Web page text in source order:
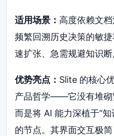
适用场景：高度依赖文
频繁回溯历史决策的敏
速扩张、急需规避知识断
优势亮点： Slite 的核心
产品哲学——它没有堆砌
而是将 AI 能力深植于“
的节点。其界面交互极